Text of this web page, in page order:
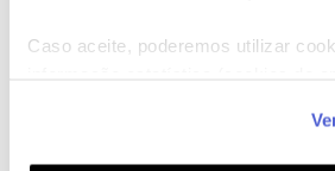
Caso aceite, poderemos utilizar
funcionalidades (cookies de
funcionalidade) e adaptar anúncios